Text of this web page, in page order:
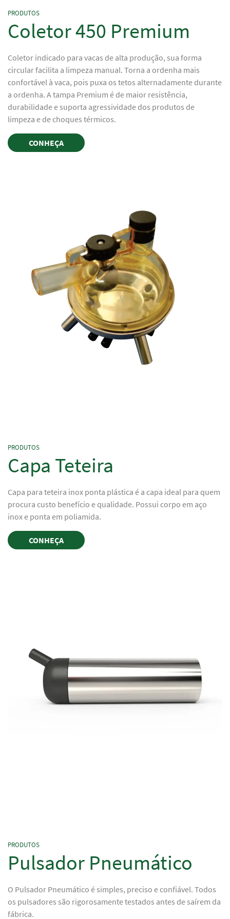
PRODUTOS
Coletor 450 Premium
Coletor indicado para vacas de alta produção, sua forma
circular facilita a limpeza manual. Torna a ordenha mais
confortável à vaca, pois puxa os tetos alternadamente durante
a ordenha. A tampa Premium é de maior resistência,
durabilidade e suporta agressividade dos produtos de
limpeza e de choques térmicos.
CONHEÇA
PRODUTOS
Capa Teteira
Capa para teteira inox ponta plástica é a capa ideal para quem
procura custo benefício e qualidade. Possui corpo em aço
inox e ponta em poliamida.
CONHEÇA
PRODUTOS
Pulsador Pneumático
O Pulsador Pneumático é simples, preciso e confiável. Todos
os pulsadores são rigorosamente testados antes de saírem da
fábrica.